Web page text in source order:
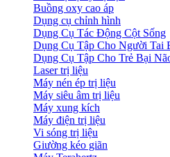
Buồng oxy cao áp
Dụng cụ chỉnh hình
Dụng Cụ Tác Động Cột Sống
Dụng Cụ Tập Cho Người Tai
Dụng Cụ Tập Cho Trẻ Bại
Laser trị liệu
Máy nén ép trị liệu
Máy siêu âm trị liệu
Máy xung kích
Máy điện trị liệu
Vi sóng trị liệu
Giường kéo giãn